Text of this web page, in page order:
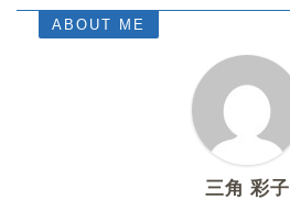
ABOUT ME
三角 彩子